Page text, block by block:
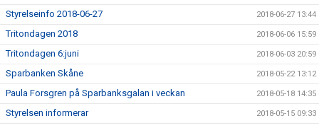
Styrelseinfo 2018-06-27 2018-06-27 13:44
Tritondagen 2018 2018-06-06 15:59
Tritondagen 6:juni 2018-06-03 20:59
Sparbanken Skåne 2018-05-22 13:12
Paula Forsgren på Sparbanksgalan i veckan 2018-05-18 14:35
Styrelsen informerar 2018-05-15 09:33